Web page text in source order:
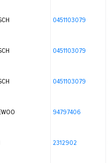
0451103079
0451103079
0451103079
94797406
2312902